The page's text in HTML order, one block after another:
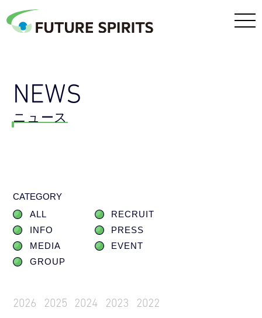
NEWS
ニュース
CATEGORY
ALL
RECRUIT
INFO
PRESS
MEDIA
EVENT
GROUP
2026 2025 2024 2023
2022